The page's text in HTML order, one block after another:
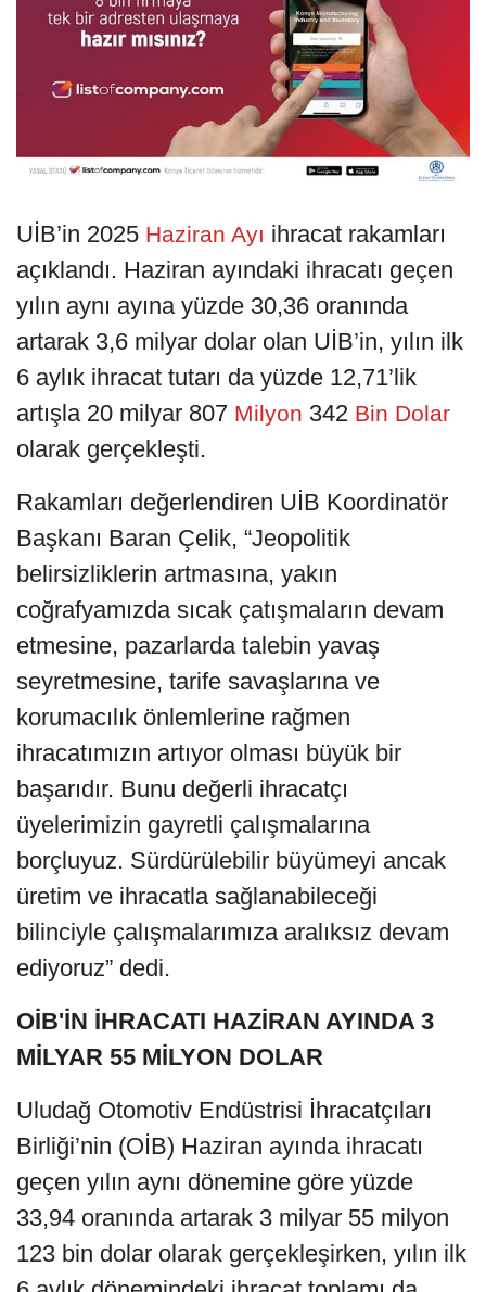
UİB’in 2025 Haziran Ayı ihracat rakamları
açıklandı. Haziran ayındaki ihracatı geçen
yılın aynı ayına yüzde 30,36 oranında
artarak 3,6 milyar dolar olan UİB’in, yılın ilk
6 aylık ihracat tutarı da yüzde 12,71’lik
artışla 20 milyar 807 Milyon 342 Bin Dolar
olarak gerçekleşti.
Rakamları değerlendiren UİB Koordinatör
Başkanı Baran Çelik, “Jeopolitik
belirsizliklerin artmasına, yakın
coğrafyamızda sıcak çatışmaların devam
etmesine, pazarlarda talebin yavaş
seyretmesine, tarife savaşlarına ve
korumacılık önlemlerine rağmen
ihracatımızın artıyor olması büyük bir
başarıdır. Bunu değerli ihracatçı
üyelerimizin gayretli çalışmalarına
borçluyuz. Sürdürülebilir büyümeyi ancak
üretim ve ihracatla sağlanabileceği
bilinciyle çalışmalarımıza aralıksız devam
ediyoruz” dedi.
OİB'İN İHRACATI HAZİRAN AYINDA 3
MİLYAR 55 MİLYON DOLAR
Uludağ Otomotiv Endüstrisi İhracatçıları
Birliği’nin (OİB) Haziran ayında ihracatı
geçen yılın aynı dönemine göre yüzde
33,94 oranında artarak 3 milyar 55 milyon
123 bin dolar olarak gerçekleşirken, yılın ilk